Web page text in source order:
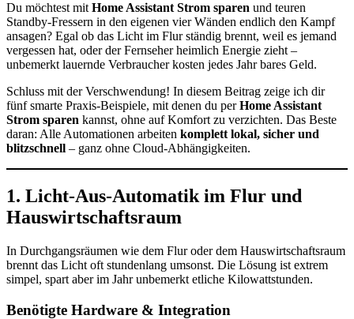
Du möchtest mit Home Assistant Strom sparen und teuren
Standby-Fressern in den eigenen vier Wänden endlich den Kampf
ansagen? Egal ob das Licht im Flur ständig brennt, weil es jemand
vergessen hat, oder der Fernseher heimlich Energie zieht –
unbemerkt lauernde Verbraucher kosten jedes Jahr bares Geld.
Schluss mit der Verschwendung! In diesem Beitrag zeige ich dir
fünf smarte Praxis-Beispiele, mit denen du perHome Assistant
Strom sparen kannst, ohne auf Komfort zu verzichten. Das Beste
daran: Alle Automationen arbeiten komplett lokal, sicher und
blitzschnell – ganz ohne Cloud-Abhängigkeiten.
1. Licht-Aus-Automatik im Flur und
Hauswirtschaftsraum
In Durchgangsräumen wie dem Flur oder dem Hauswirtschaftsraum
brennt das Licht oft stundenlang umsonst. Die Lösung ist extrem
simpel, spart aber im Jahr unbemerkt etliche Kilowattstunden.
Benötigte Hardware & Integration